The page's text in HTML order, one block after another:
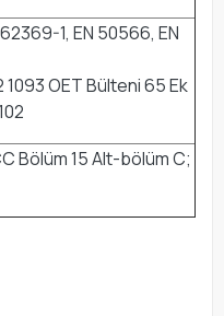
1, EN 50566, EN
1093 OET Bülteni 65 Ek
Bölüm 15 Alt-bölüm C;